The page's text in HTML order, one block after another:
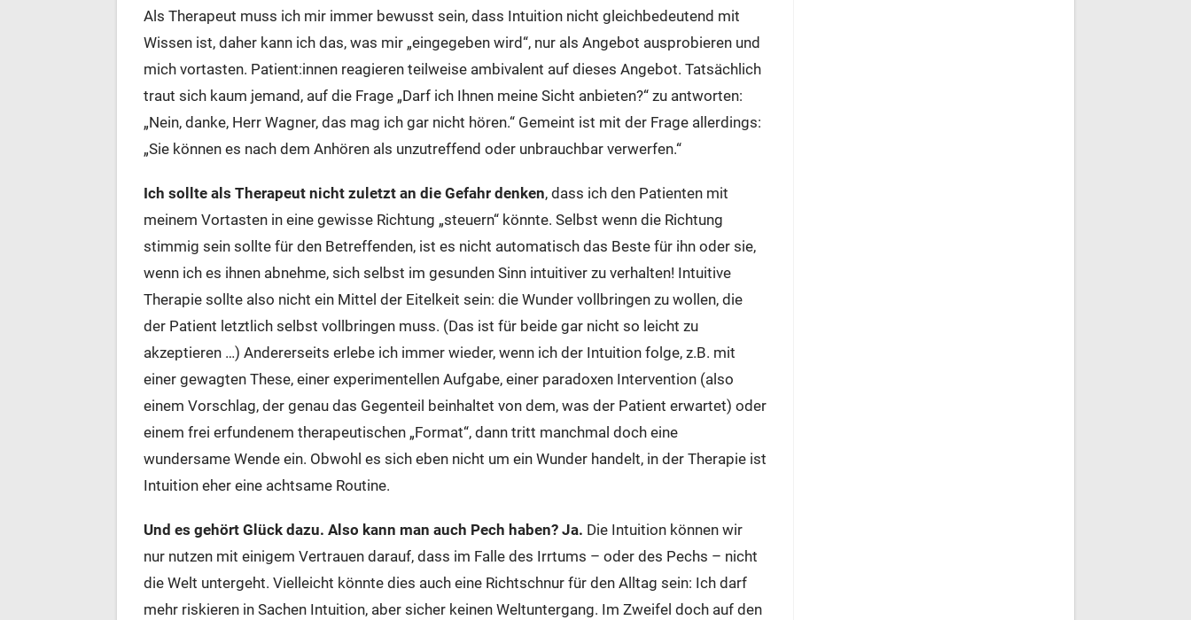
Als Therapeut muss ich mir immer bewusst sein, dass Intuition nicht gleichbedeutend mit
Wissen ist, daher kann ich das, was mir „eingegeben wird“, nur als Angebot ausprobieren und
mich vortasten. Patient:innen reagieren teilweise ambivalent auf dieses Angebot. Tatsächlich
traut sich kaum jemand, auf die Frage „Darf ich Ihnen meine Sicht anbieten?“ zu antworten:
„Nein, danke, Herr Wagner, das mag ich gar nicht hören.“ Gemeint ist mit der Frage allerdings:
„Sie können es nach dem Anhören als unzutreffend oder unbrauchbar verwerfen.“
Ich sollte als Therapeut nicht zuletzt an die Gefahr denken, dass ich den Patienten mit
meinem Vortasten in eine gewisse Richtung „steuern“ könnte. Selbst wenn die Richtung
stimmig sein sollte für den Betreffenden, ist es nicht automatisch das Beste für ihn oder sie,
wenn ich es ihnen abnehme, sich selbst im gesunden Sinn intuitiver zu verhalten! Intuitive
Therapie sollte also nicht ein Mittel der Eitelkeit sein: die Wunder vollbringen zu wollen, die
der Patient letztlich selbst vollbringen muss. (Das ist für beide gar nicht so leicht zu
akzeptieren …) Andererseits erlebe ich immer wieder, wenn ich der Intuition folge, z.B. mit
einer gewagten These, einer experimentellen Aufgabe, einer paradoxen Intervention (also
einem Vorschlag, der genau das Gegenteil beinhaltet von dem, was der Patient erwartet) oder
einem frei erfundenem therapeutischen „Format“, dann tritt manchmal doch eine
wundersame Wende ein. Obwohl es sich eben nicht um ein Wunder handelt, in der Therapie ist
Intuition eher eine achtsame Routine.
Und es gehört Glück dazu. Also kann man auch Pech haben? Ja. Die Intuition können wir
nur nutzen mit einigem Vertrauen darauf, dass im Falle des Irrtums – oder des Pechs – nicht
die Welt untergeht. Vielleicht könnte dies auch eine Richtschnur für den Alltag sein: Ich darf
mehr riskieren in Sachen Intuition, aber sicher keinen Weltuntergang. Im Zweifel doch auf den